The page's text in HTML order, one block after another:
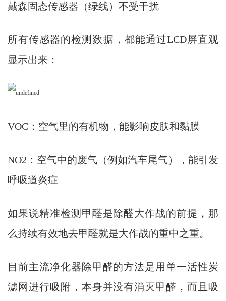
戴森固态传感器（绿线）不受干扰
所有传感器的检测数据，都能通过LCD屏直观
显示出来：
VOC：空气里的有机物，能影响皮肤和黏膜
NO2：空气中的废气（例如汽车尾气），能引发
呼吸道炎症
如果说精准检测甲醛是除醛大作战的前提，那
么持续有效地去甲醛就是大作战的重中之重。
目前主流净化器除甲醛的方法是用单一活性炭
滤网进行吸附，本身并没有消灭甲醛，而且吸